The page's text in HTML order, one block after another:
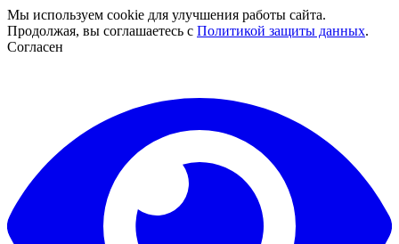
Мы используем cookie для улучшения работы сайта.
Продолжая, вы соглашаетесь с Политикой защиты данных.
Согласен